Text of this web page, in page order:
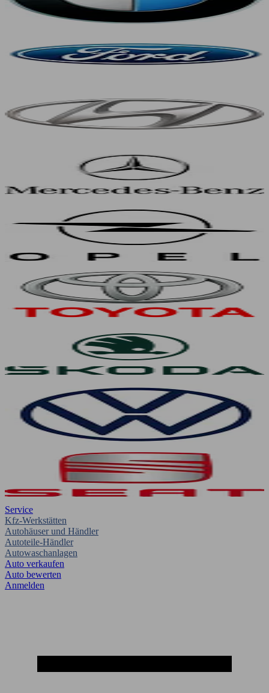
Service
Kfz-Werkstätten
Autohäuser und Händler
Autoteile-Händler
Autowaschanlagen
Auto verkaufen
Auto bewerten
Anmelden